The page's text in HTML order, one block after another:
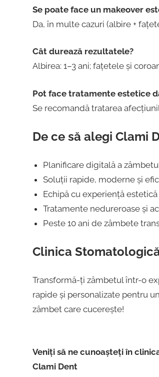
Se poate face un makeover
Da, în multe cazuri (albire +
Cât durează rezultatele?
Albirea: 1–3 ani; fațetele și
Pot face tratamente estetice
Se recomandă tratarea
De ce să alegi Clami
Planificare digitală a
Soluții rapide, moderne și
Echipă cu experiență estetică
Tratamente nedureroase și
Peste 10 ani de zâmbete
Clinica
Transformă-ți zâmbetul într-o
rapide și personalizate pentru
zâmbet care cucerește!
Veniți să ne cunoașteți în
Clami Dent